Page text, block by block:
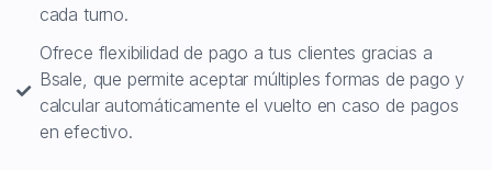
cada turno.
Ofrece flexibilidad de pago a tus clientes gracias a
Bsale, que permite aceptar múltiples formas de pago y
calcular automáticamente el vuelto en caso de pagos
en efectivo.